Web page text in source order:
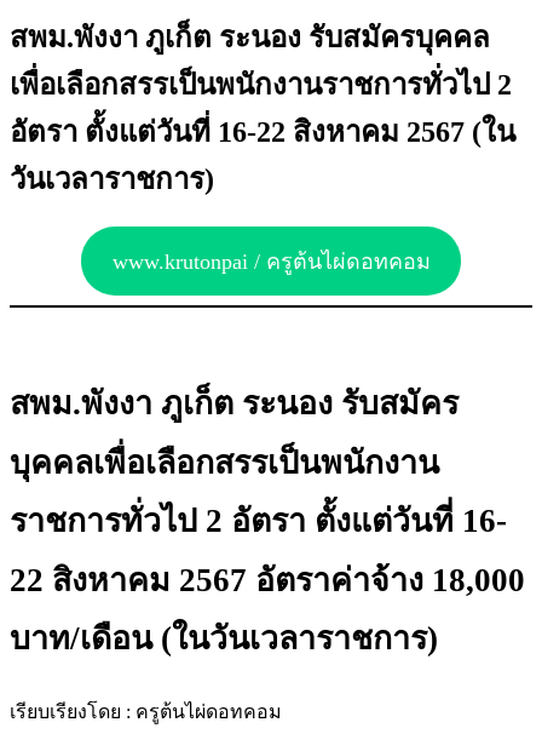
สพม.พังงา ภูเก็ต ระนอง รับสมัครบุคคล
เพื่อเลือกสรรเป็นพนักงานราชการทั่วไป 2
อัตรา ตั้งแต่วันที่ 16-22 สิงหาคม 2567 (ใน
วันเวลาราชการ)
www.krutonpai / ครูต้นไผ่ดอทคอม
สพม.พังงา ภูเก็ต ระนอง รับสมัคร
บุคคลเพื่อเลือกสรรเป็นพนักงาน
ราชการทั่วไป 2 อัตรา ตั้งแต่วันที่ 16-
22 สิงหาคม 2567 อัตราค่าจ้าง 18,000
บาท/เดือน (ในวันเวลาราชการ)
เรียบเรียงโดย : ครูต้นไผ่ดอทคอม